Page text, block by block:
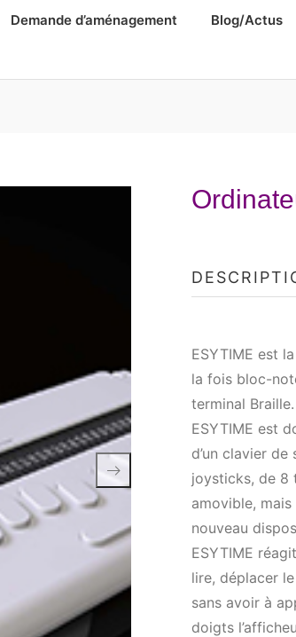
Demande d’aménagement Blog/Actus
ESYTIME est
la fois bloc-
terminal Braille.
ESYTIME est
d’un clavier
joysticks, de 8
amovible,
nouveau
ESYTIME
lire, déplacer
sans avoir à
doigts